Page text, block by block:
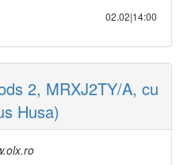
02.02|14:00
2, MRXJ2TY/A, cu
Husa)